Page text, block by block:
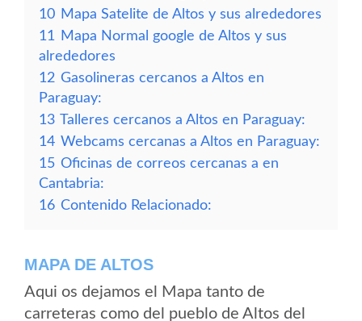
10 Mapa Satelite de Altos y sus alrededores
11
Mapa Normal google de Altos y sus
alrededores
12 Gasolineras cercanos a Altos en
Paraguay:
13 Talleres cercanos a Altos en Paraguay:
14 Webcams cercanas a Altos en Paraguay:
15 Oficinas de correos cercanas a en
Cantabria:
16 Contenido Relacionado:
MAPA DE ALTOS
Aqui os dejamos el Mapa tanto de
carreteras como del pueblo de Altos del